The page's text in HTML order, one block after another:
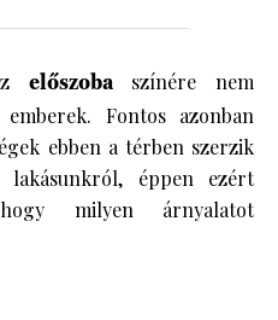
előszobaszínére nem
Fontos azonban
ebben a térben szerzik
lakásunkról, éppen ezért
milyen árnyalatot